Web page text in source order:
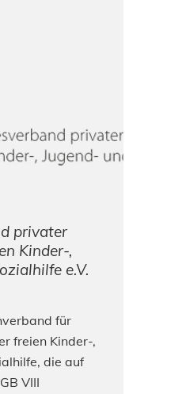
privater
Kinder-,
e.V.
für
freien Kinder-,
die auf
VIII